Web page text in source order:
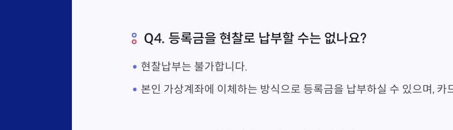
Q4. 등록금을 현찰로 납부할 수는 없나요?
현찰납부는 불가합니다.
본인 가상계좌에 이체하는 방식으로 등록금을 납부하실 수 있으며,